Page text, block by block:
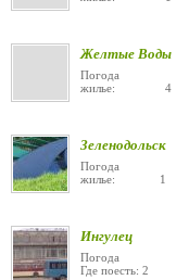
Желтые Воды
Погода
жилье: 4
Зеленодольск
Погода
жилье: 1
Ингулец
Погода
Где поесть: 2